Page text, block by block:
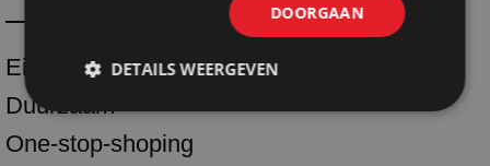
Eigen productie
Duurzaam
One-stop-shoping
DOORGAAN
DETAILS WEERGEVEN